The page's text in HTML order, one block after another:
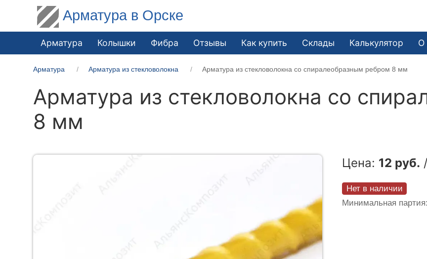
Арматура в Орске
Арматура Колышки Фибра Отзывы Как купить Склады Калькулятор О
Арматура Арматура из стекловолокна Арматура из стекловолокна со спиралеобразным ребром 8 мм
Арматура из стекловолокна со
8 мм
Цена: 12 руб.
Нет в наличии
Минимальная